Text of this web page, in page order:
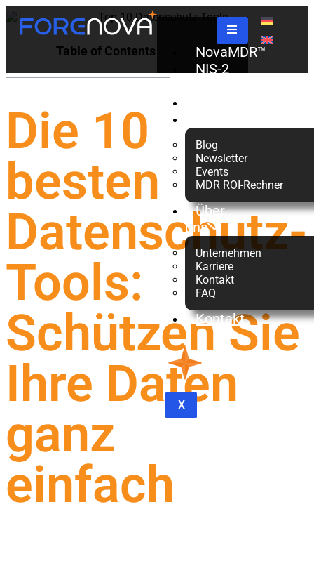
NovaMDR™
NIS-2
Blog
Newsletter
Events
MDR ROI-Rechner
Über
uns
Unternehmen
Karriere
Kontakt
FAQ
Kontakt
X
Table of Contents
Die 10
besten
Datenschutz-
Tools:
Schützen Sie
Ihre Daten
ganz
einfach